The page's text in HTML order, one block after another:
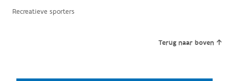
Recreatieve sporters
Terug naar boven